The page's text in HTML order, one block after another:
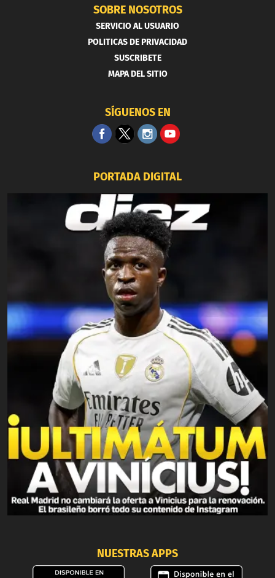
SOBRE NOSOTROS
SERVICIO AL USUARIO
POLITICAS DE PRIVACIDAD
SUSCRIBETE
MAPA DEL SITIO
SÍGUENOS EN
PORTADA DIGITAL
NUESTRAS APPS